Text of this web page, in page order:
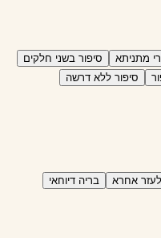
מתניתא
סיפור בשני חלקים
סיפור ללא דרשה
אחרא
בריה דיוחאי